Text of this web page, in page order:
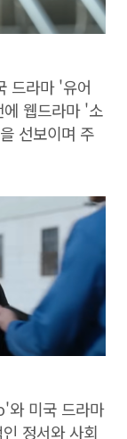
드라마 '유어
웹드라마 '소
선보이며 주
와 미국 드라마
정서와 사회